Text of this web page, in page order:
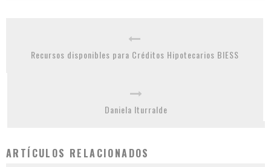
Recursos disponibles para Créditos Hipotecarios BIESS
Daniela Iturralde
ARTÍCULOS RELACIONADOS